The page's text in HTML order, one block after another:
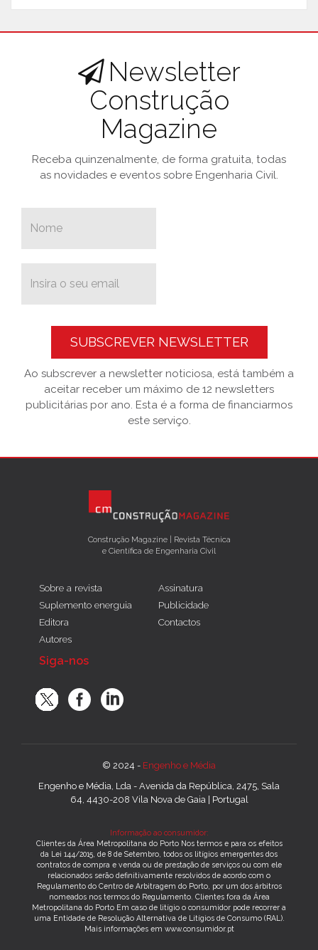
Newsletter
Construção
Magazine
Receba quinzenalmente, de forma gratuita, todas
as novidades e eventos sobre Engenharia Civil.
SUBSCREVER NEWSLETTER
Ao subscrever a newsletter noticiosa, está também a
aceitar receber um máximo de 12 newsletters
publicitárias por ano. Esta é a forma de financiarmos
este serviço.
Construção Magazine | Revista Técnica
e Científica de Engenharia Civil
Sobre a revista
Suplemento energuia
Editora
Autores
Assinatura
Publicidade
Contactos
Siga-nos
© 2024 - Engenho e Média
Engenho e Média, Lda - Avenida da República, 2475, Sala
64, 4430-208 Vila Nova de Gaia | Portugal
Informação ao consumidor:
Clientes da Área Metropolitana do Porto Nos termos e para os efeitos
da Lei 144/2015, de 8 de Setembro, todos os litígios emergentes dos
contratos de compra e venda ou de prestação de serviços ou com ele
relacionados serão definitivamente resolvidos de acordo com o
Regulamento do Centro de Arbitragem do Porto, por um dos árbitros
nomeados nos termos do Regulamento. Clientes fora da Área
Metropolitana do Porto Em caso de litígio o consumidor pode recorrer a
uma Entidade de Resolução Alternativa de Litígios de Consumo (RAL).
Mais informações em www.consumidor.pt